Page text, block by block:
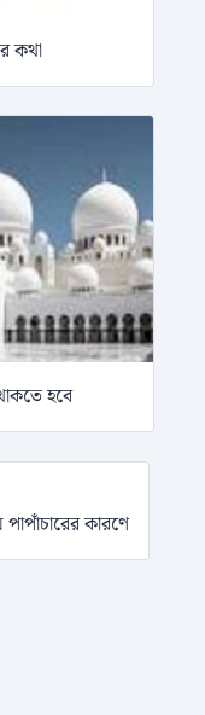
কথা
হবে
পাপাঁচারের কারণে